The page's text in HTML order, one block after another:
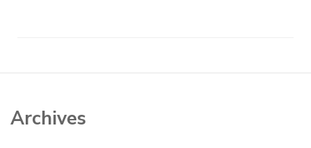
Archives